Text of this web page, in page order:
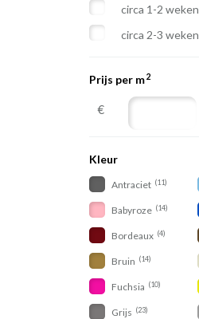
circa 1-2 weken
circa 2-3 weken
Prijs per m2
€
Kleur
Antraciet (11)
Babyroze (14)
Bordeaux (4)
Bruin (14)
Fuchsia (10)
Grijs (23)